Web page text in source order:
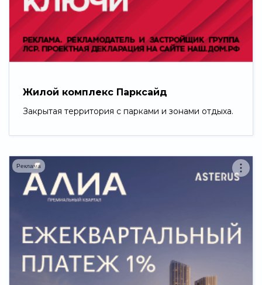
Жилой комплекс Парксайд
Закрытая территория с парками и зонами отдыха.
Реклама